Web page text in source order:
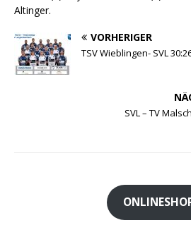
Altinger.
VORHERIGER
TSV Wieblingen- SVL
SVL – TV